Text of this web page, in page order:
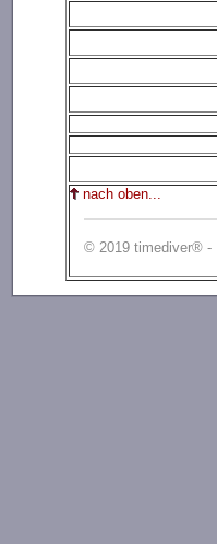
nach oben...
© 2019 timediver® -